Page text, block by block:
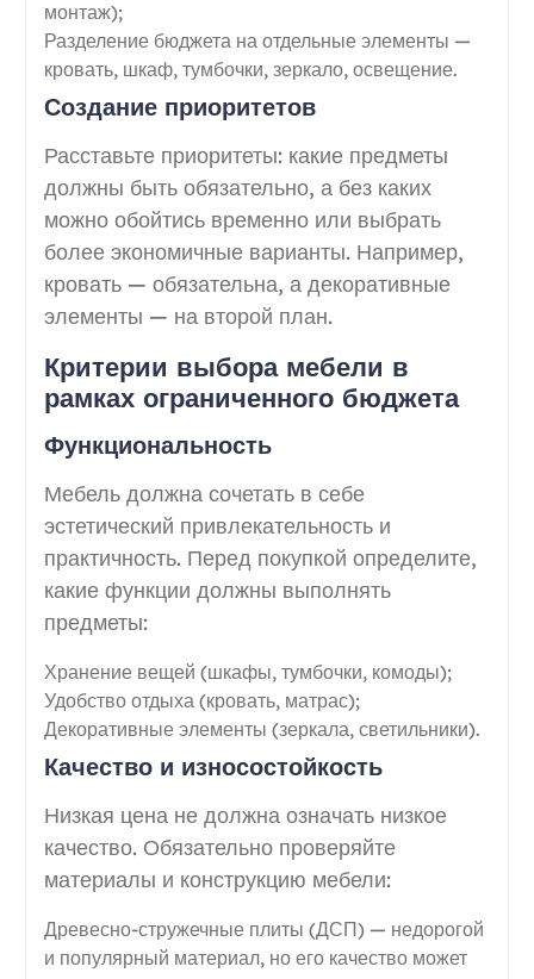
монтаж);
Разделение бюджета на отдельные элементы —
кровать, шкаф, тумбочки, зеркало, освещение.
Создание приоритетов
Расставьте приоритеты: какие предметы
должны быть обязательно, а без каких
можно обойтись временно или выбрать
более экономичные варианты. Например,
кровать — обязательна, а декоративные
элементы — на второй план.
Критерии выбора мебели в
рамках ограниченного бюджета
Функциональность
Мебель должна сочетать в себе
эстетический привлекательность и
практичность. Перед покупкой определите,
какие функции должны выполнять
предметы:
Хранение вещей (шкафы, тумбочки, комоды);
Удобство отдыха (кровать, матрас);
Декоративные элементы (зеркала, светильники).
Качество и износостойкость
Низкая цена не должна означать низкое
качество. Обязательно проверяйте
материалы и конструкцию мебели:
Древесно-стружечные плиты (ДСП) — недорогой
и популярный материал, но его качество может